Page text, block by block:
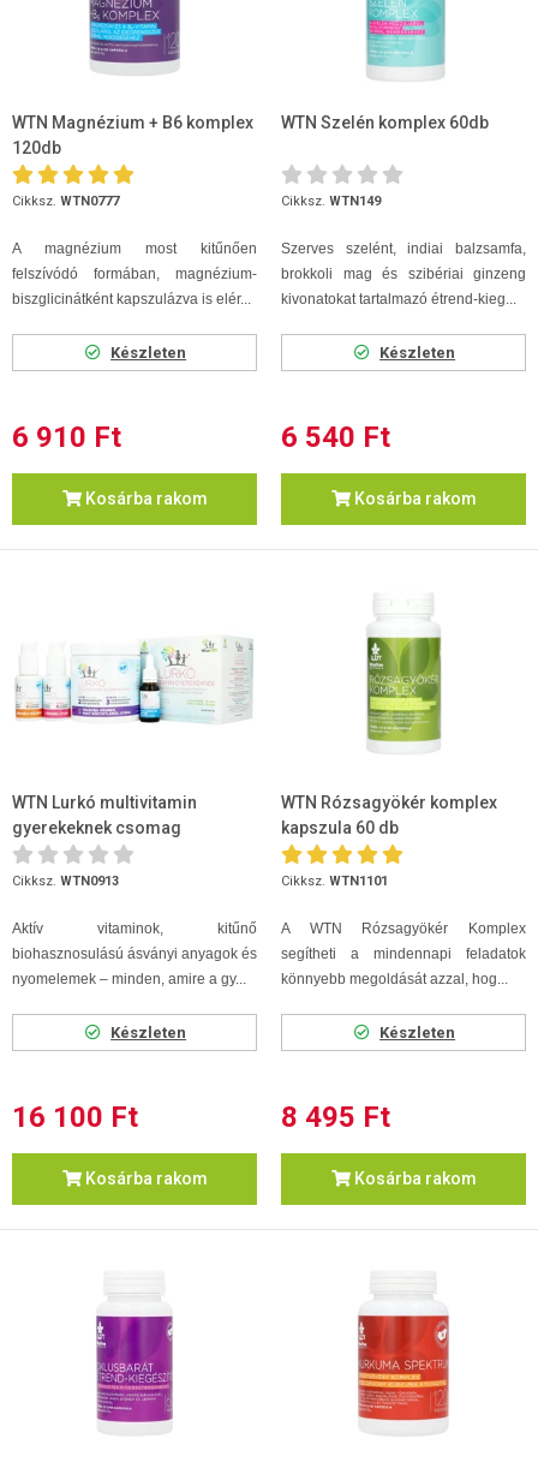
WTN Magnézium + B6 komplex
120db
Cikksz. WTN0777
A magnézium most kitűnően
felszívódó formában, magnézium-
biszglicinátként kapszulázva is elér...
Készleten
6 910 Ft
Kosárba rakom
WTN Szelén komplex 60db
Cikksz. WTN149
Szerves szelént, indiai balzsamfa,
brokkoli mag és szibériai ginzeng
kivonatokat tartalmazó étrend-kieg...
Készleten
6 540 Ft
Kosárba rakom
WTN Lurkó multivitamin
gyerekeknek csomag
Cikksz. WTN0913
Aktív vitaminok, kitűnő
biohasznosulású ásványi anyagok és
nyomelemek – minden, amire a gy...
Készleten
16 100 Ft
Kosárba rakom
WTN Rózsagyökér komplex
kapszula 60 db
Cikksz. WTN1101
A WTN Rózsagyökér Komplex
segítheti a mindennapi feladatok
könnyebb megoldását azzal, hog...
Készleten
8 495 Ft
Kosárba rakom